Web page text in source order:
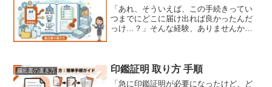
取得は、お住まいの…
「あれ、そういえば、この手続きってい
つまでにどこに届け出れば良かったんだ
っけ…？」そんな経験、ありませんか？
ックリストで、必要な手続きを確実にこ
なし、スムーズな生活を送りましょう。
届出書の書き方 印鑑証明 取り方 手順
「急に印鑑証明が必要になったけど、ど